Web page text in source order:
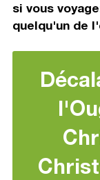
si vous
quelqu'un de